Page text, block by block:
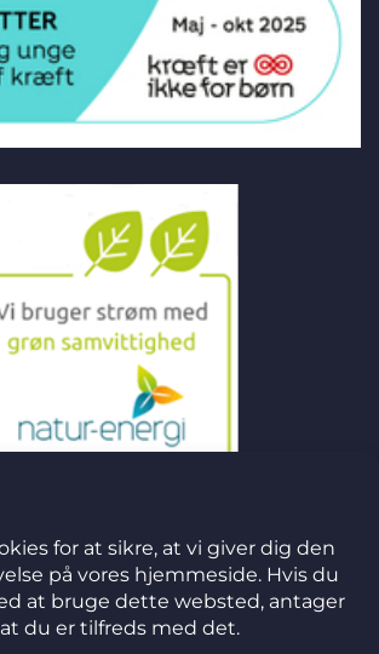
©
2026 J&M Handel ApS